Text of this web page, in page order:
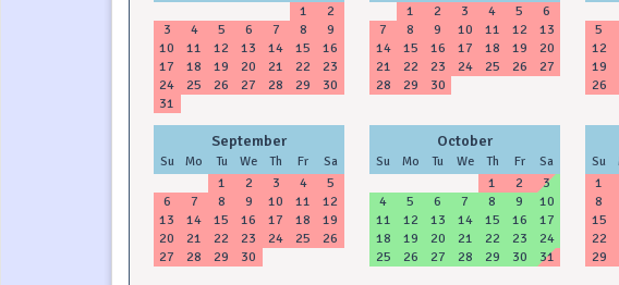
1
2
3
4 5 6 7 8
9
10
11 12 13 14 15
16
17
18 19 20 21 22
23
24
25 26 27 28 29
30
31
1 2 3 4 5
6
7
8 9 10 11 12
13
14
15 16 17 18 19
20
21
22 23 24 25 26
27
28
29 30
5
12
19
26
September
Su Mo Tu We Th Fr Sa
1 2 3 4
5
6
7 8 9 10 11
12
13
14 15 16 17 18
19
20
21 22 23 24 25
26
27
28 29 30
October
Su Mo Tu We Th Fr Sa
1 2
3
4
5 6 7 8 9
10
11
12 13 14 15 16
17
18
19 20 21 22 23
24
25
26 27 28 29 30 31
Su
1
8
15
22
29